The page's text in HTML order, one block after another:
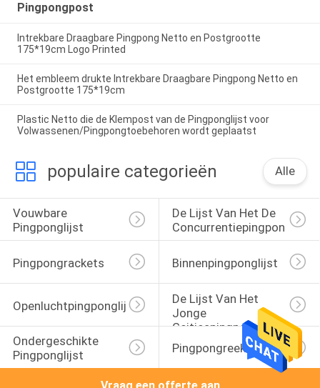
Pingpongpost
Intrekbare Draagbare Pingpong Netto en Postgrootte
175*19cm Logo Printed
Het embleem drukte Intrekbare Draagbare Pingpong Netto en
Postgrootte 175*19cm
Plastic Netto die de Klempost van de Pingponglijst voor
Volwassenen/Pingpongtoebehoren wordt geplaatst
populaire categorieën Alle
Vouwbare
Pingponglijst
De Lijst Van Het De
Concurrentiepingpong
Pingpongrackets Binnenpingponglijst
Openluchtpingponglijst
De Lijst Van Het
Jonge
Geitjespingpong
Ondergeschikte
Pingponglijst
Pingpongreeks